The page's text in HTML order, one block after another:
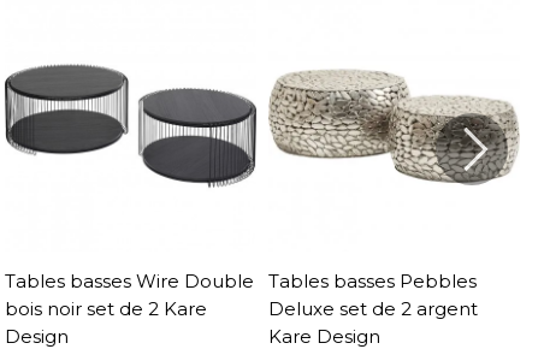
Tables basses Wire Double
bois noir set de 2 Kare
Design
Tables basses Pebbles
Deluxe set de 2 argent
Kare Design